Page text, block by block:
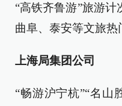
“高铁齐鲁游”旅游计
曲阜、泰安等文旅热
上海局集团公司
“畅游沪宁杭”“名山